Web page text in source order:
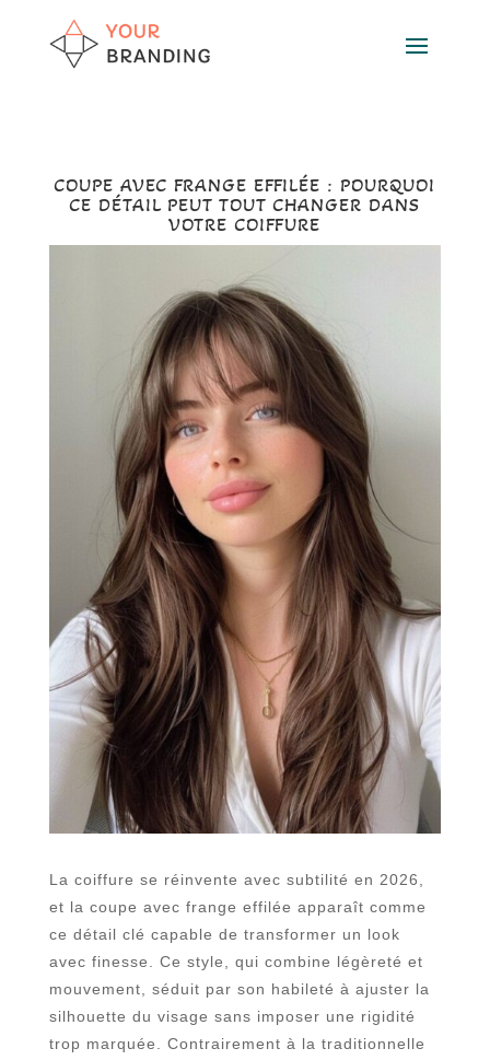
COUPE AVEC FRANGE EFFILÉE : POURQUOI
CE DÉTAIL PEUT TOUT CHANGER DANS
VOTRE COIFFURE
La coiffure se réinvente avec subtilité en 2026,
et la coupe avec frange effilée apparaît comme
ce détail clé capable de transformer un look
avec finesse. Ce style, qui combine légèreté et
mouvement, séduit par son habileté à ajuster la
silhouette du visage sans imposer une rigidité
trop marquée. Contrairement à la traditionnelle